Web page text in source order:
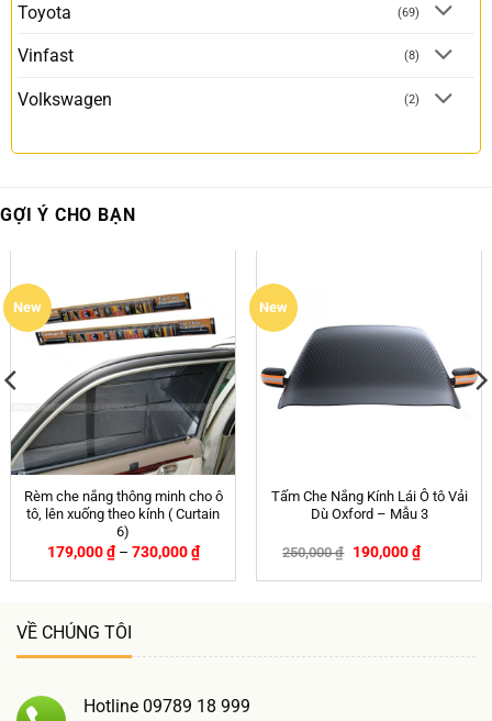
Toyota (69)
Vinfast (8)
Volkswagen (2)
GỢI Ý CHO BẠN
New
Rèm che nắng thông minh cho ô
tô, lên xuống theo kính ( Curtain
6)
179,000₫ – 730,000₫
New
Tấm Che Nắng Kính Lái Ô tô Vải
Dù Oxford – Mẫu 3
250,000₫ 190,000₫
VỀ CHÚNG TÔI
Hotline 09789 18 999